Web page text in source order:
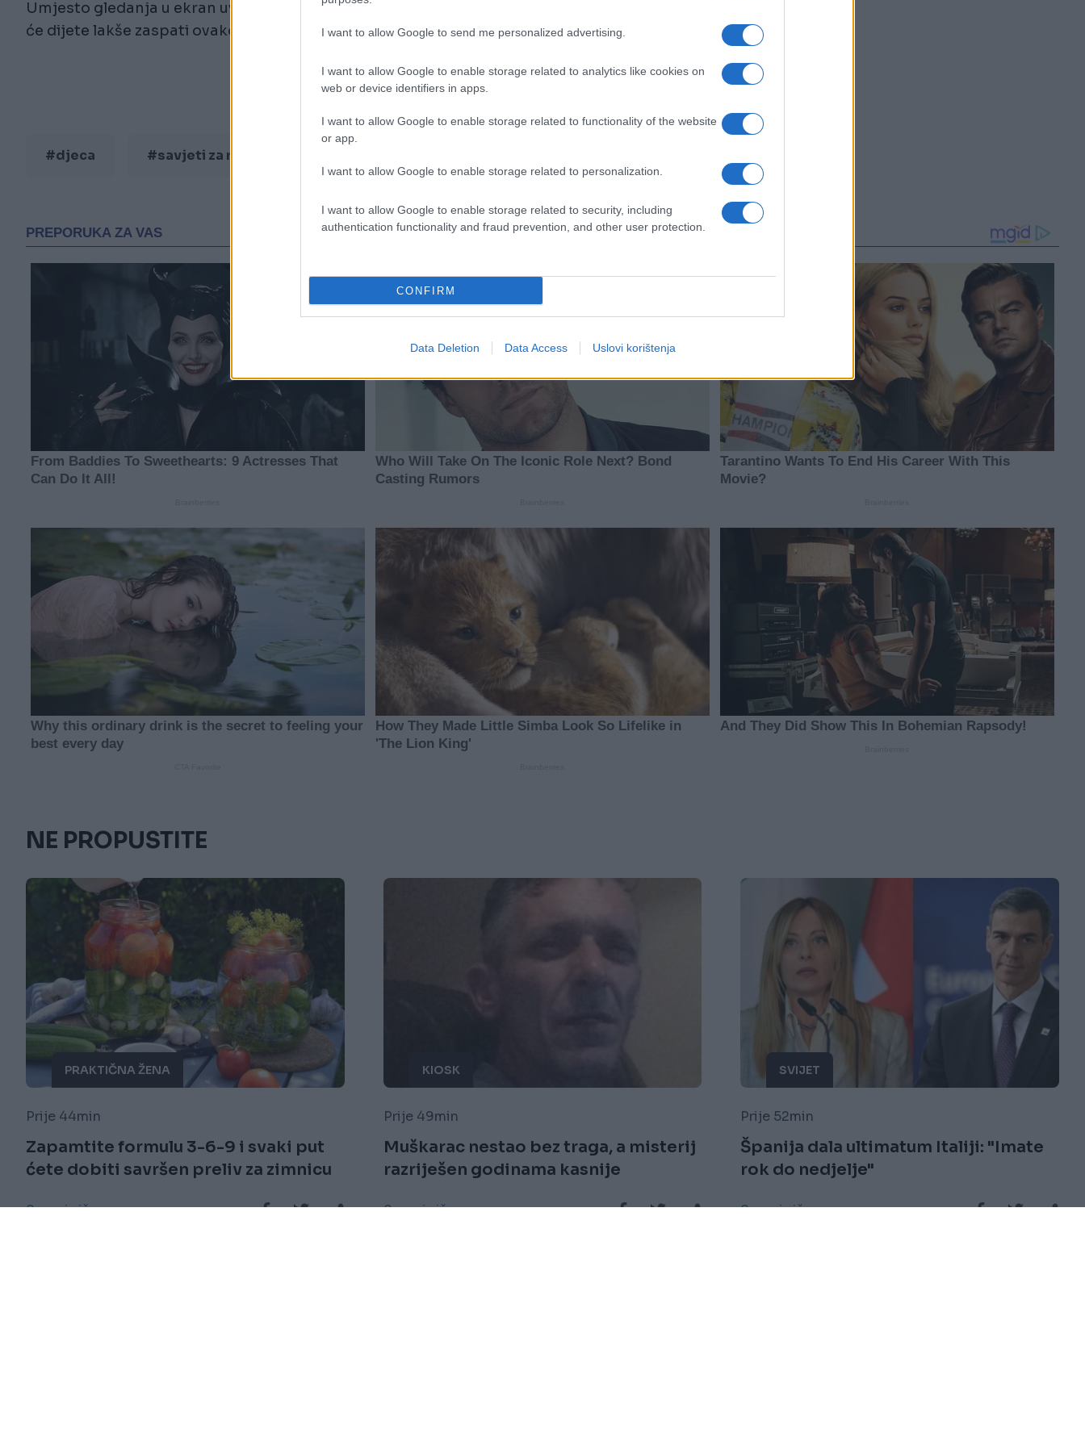
I want to allow Google to send me personalized advertising.
I want to allow Google to enable storage related to analytics like cookies on
web or device identifiers in apps.
I want to allow Google to enable storage related to functionality of the website
or app.
I want to allow Google to enable storage related to personalization.
I want to allow Google to enable storage related to security, including
authentication functionality and fraud prevention, and other user protection.
CONFIRM
Data Deletion Data Access Uslovi korištenja
Umjesto gledanja u ekran uvedite pričanje priča za laku noć kao svakodnevnu rutinu. Osim što
će dijete lakše zaspati ovako ćete raditi na zbližavanju...
#djeca #savjeti za roditelje
NE PROPUSTITE
PRAKTIČNA ŽENA
Prije 44min
Zapamtite formulu 3-6-9 i svaki put
ćete dobiti savršen preliv za zimnicu
Saznaj više
KIOSK
Prije 49min
Muškarac nestao bez traga, a misterij
razriješen godinama kasnije
Saznaj više
SVIJET
Prije 52min
Španija dala ultimatum Italiji: "Imate
rok do nedjelje"
Saznaj više